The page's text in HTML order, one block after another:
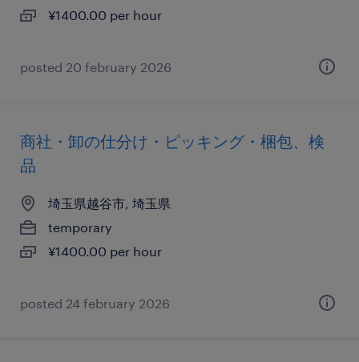
¥1400.00 per hour
posted 20 february 2026
商社・卸の仕分け・ピッキング・梱包、検
品
埼玉県越谷市, 埼玉県
temporary
¥1400.00 per hour
posted 24 february 2026